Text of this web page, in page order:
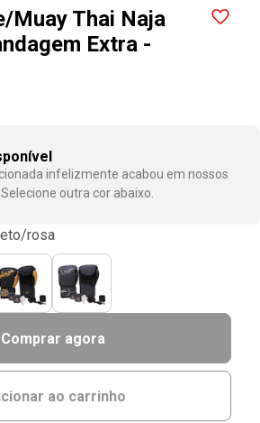
Muay Thai Naja
Extra -
infelizmente acabou em nossos
outra cor abaixo.
rosa
Comprar agora
ao carrinho